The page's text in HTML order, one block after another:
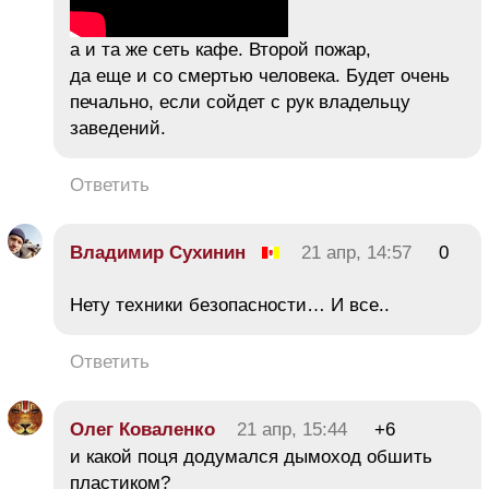
а и та же сеть кафе. Второй пожар,
да еще и со смертью человека. Будет очень
печально, если сойдет с рук владельцу
заведений.
Ответить
Владимир Сухинин 21 апр, 14:57 0
Нету техники безопасности… И все..
Ответить
Олег Коваленко 21 апр, 15:44
+6
и какой поця додумался дымоход обшить
пластиком?